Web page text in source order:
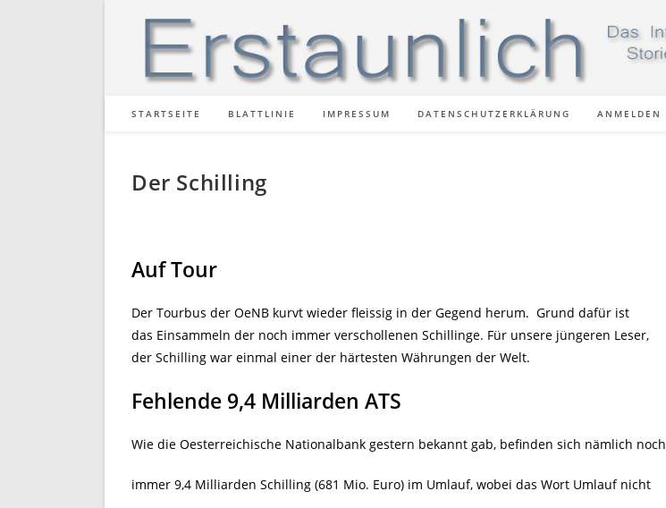
STARTSEITE BLATTLINIE IMPRESSUM DATENSCHUTZERKLÄRUNG ANMELDEN
Der Schilling
Auf Tour
Der Tourbus der OeNB kurvt wieder fleissig in der Gegend herum. Grund dafür ist
das Einsammeln der noch immer verschollenen Schillinge. Für unsere jüngeren Leser,
der Schilling war einmal einer der härtesten Währungen der Welt.
Fehlende 9,4 Milliarden ATS
Wie die Oesterreichische Nationalbank gestern bekannt gab, befinden sich nämlich noch
immer 9,4 Milliarden Schilling (681 Mio. Euro) im Umlauf, wobei das Wort Umlauf nicht